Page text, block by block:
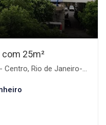
com 25m²
Rio de Janeiro-RJ